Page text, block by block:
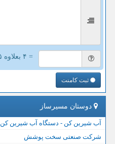
= ۴ بعلاوه ۵
ثبت کامنت
دوستان مسیرساز
آب شیرین کن - دستگاه آب شیرین کن
شرکت صنعتی سخت پوشش